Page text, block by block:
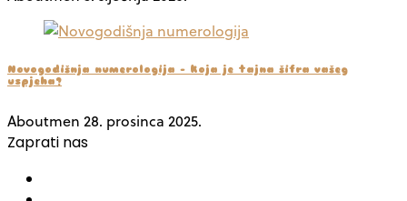
Novogodišnja numerologija – koja je tajna šifra vašeg
uspjeha?
Aboutmen 28. prosinca 2025.
Zaprati nas